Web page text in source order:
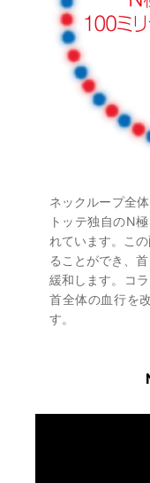
ネックループ全
トッテ独自のN
れています。こ
ることができ、
緩和します。コ
首全体の血行を
す。